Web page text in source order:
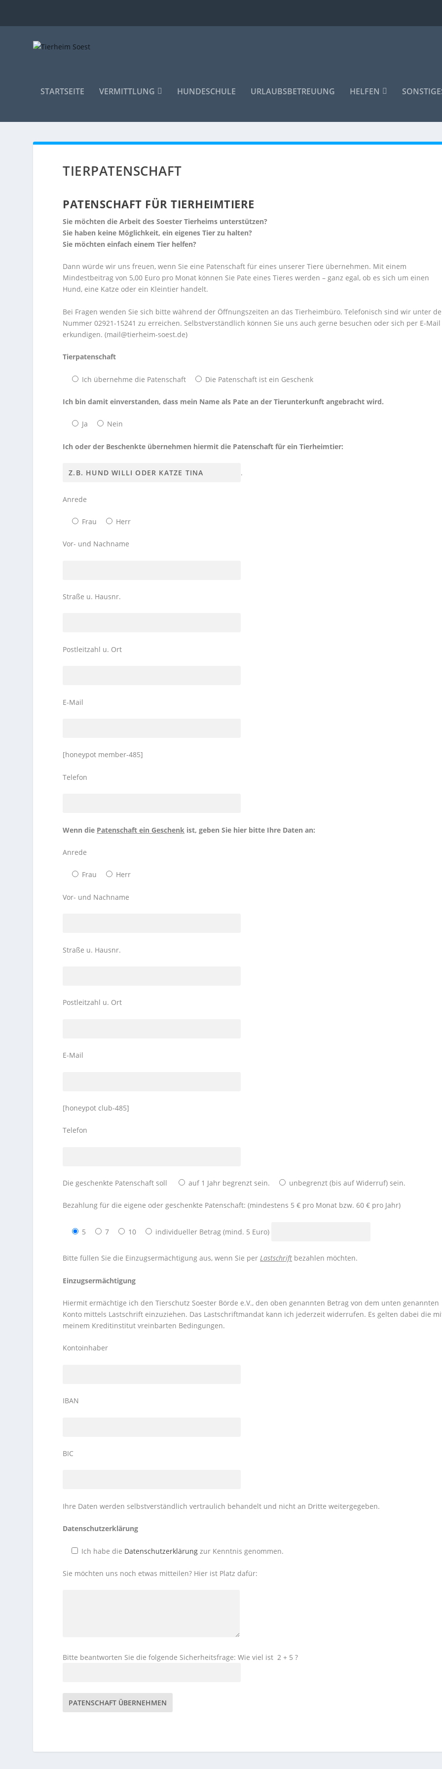
STARTSEITE VERMITTLUNG HUNDESCHULE URLAUBSBETREUUNG HELFEN
TIERPATENSCHAFT
PATENSCHAFT FÜR TIERHEIMTIERE
Sie möchten die Arbeit des Soester Tierheims unterstützen?
Sie haben keine Möglichkeit, ein eigenes Tier zu halten?
Sie möchten einfach einem Tier helfen?
Dann würde wir uns freuen, wenn Sie eine Patenschaft für eines unserer Tiere übernehmen. Mit einem
Mindestbeitrag von 5,00 Euro pro Monat können Sie Pate eines Tieres werden – ganz egal, ob es sich um einen
Hund, eine Katze oder ein Kleintier handelt.
Bei Fragen wenden Sie sich bitte während der Öffnungszeiten an das Tierheimbüro. Telefonisch sind wir unter
Nummer 02921-15241 zu erreichen. Selbstverständlich können Sie uns auch gerne besuchen oder sich per E-Mail
erkundigen. (mail@tierheim-soest.de)
Tierpatenschaft
Ich übernehme die Patenschaft Die Patenschaft ist ein Geschenk
Ich bin damit einverstanden, dass mein Name als Pate an der Tierunterkunft angebracht wird.
Ja Nein
Ich oder der Beschenkte übernehmen hiermit die Patenschaft für ein Tierheimtier:
.
Anrede
Frau Herr
Vor- und Nachname
Straße u. Hausnr.
Postleitzahl u. Ort
E-Mail
[honeypot member-485]
Telefon
Wenn die Patenschaft ein Geschenk ist, geben Sie hier bitte Ihre Daten an:
Anrede
Frau Herr
Vor- und Nachname
Straße u. Hausnr.
Postleitzahl u. Ort
E-Mail
[honeypot club-485]
Telefon
Die geschenkte Patenschaft soll auf 1 Jahr begrenzt sein. unbegrenzt (bis auf Widerruf) sein.
Bezahlung für die eigene oder geschenkte Patenschaft: (mindestens 5 € pro Monat bzw. 60 € pro Jahr)
5 7 10 individueller Betrag (mind. 5 Euro)
Bitte füllen Sie die Einzugsermächtigung aus, wenn Sie perLastschrift bezahlen möchten.
Einzugsermächtigung
Hiermit ermächtige ich den Tierschutz Soester Börde e.V., den oben genannten Betrag von dem unten genannten
Konto mittels Lastschrift einzuziehen. Das Lastschriftmandat kann ich jederzeit widerrufen. Es gelten dabei die
meinem Kreditinstitut vreinbarten Bedingungen.
Kontoinhaber
IBAN
BIC
Ihre Daten werden selbstverständlich vertraulich behandelt und nicht an Dritte weitergegeben.
Datenschutzerklärung
Ich habe die Datenschutzerklärung zur Kenntnis genommen.
Sie möchten uns noch etwas mitteilen? Hier ist Platz dafür:
Bitte beantworten Sie die folgende Sicherheitsfrage: Wie viel ist 2 + 5 ?